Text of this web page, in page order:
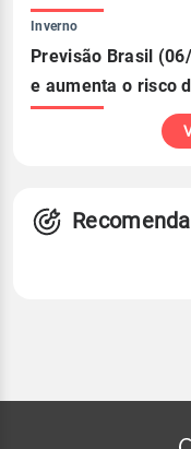
Inverno
Previsão Brasil
e aumenta o risco